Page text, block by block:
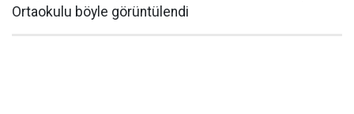
Ortaokulu böyle görüntülendi